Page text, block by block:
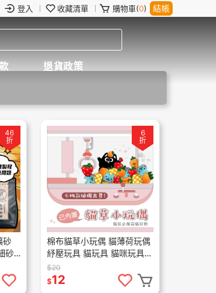
登入 收藏清單 購物車(0) 結帳
退貨政策
46
折
砂
砂
6
折
棉布貓草小玩偶 貓薄荷玩偶
紓壓玩具 貓玩具 貓咪玩具
貓草 巴掌大小 隨機出貨
$20
$12